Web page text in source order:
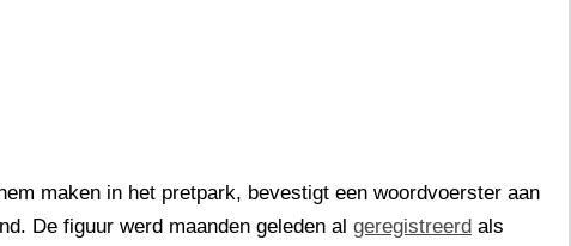
maken in het pretpark, bevestigt een woordvoerster aan
De figuur werd maanden geleden al geregistreerd als